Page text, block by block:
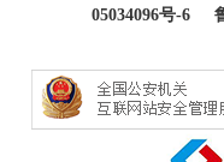
05034096号-6